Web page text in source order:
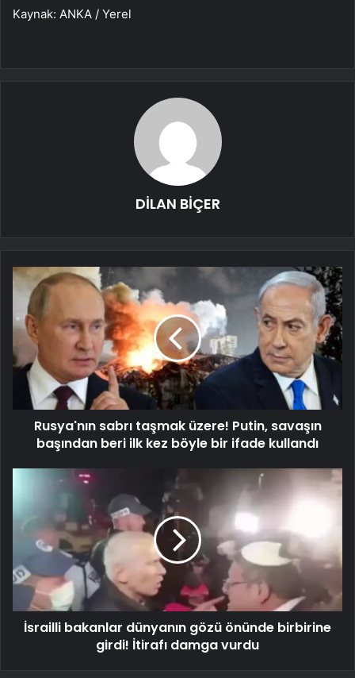
Kaynak: ANKA / Yerel
DİLAN BİÇER
Rusya'nın sabrı taşmak üzere! Putin, savaşın
başından beri ilk kez böyle bir ifade kullandı
İsrailli bakanlar dünyanın gözü önünde birbirine
girdi! İtirafı damga vurdu